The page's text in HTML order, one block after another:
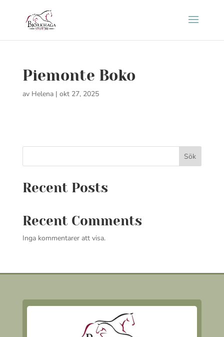
Piemonte Boko
av Helena| okt 27, 2025
Sök
Recent Posts
Recent Comments
Inga kommentarer att visa.